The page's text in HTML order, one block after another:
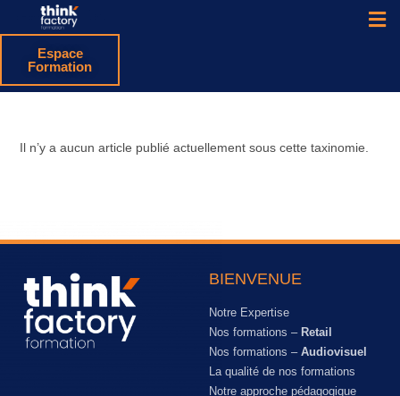
Espace
Formation
Il n’y a aucun article publié actuellement sous cette taxinomie.
BIENVENUE
Notre Expertise
Nos formations – Retail
Nos formations – Audiovisuel
La qualité de nos formations
Notre approche pédagogique